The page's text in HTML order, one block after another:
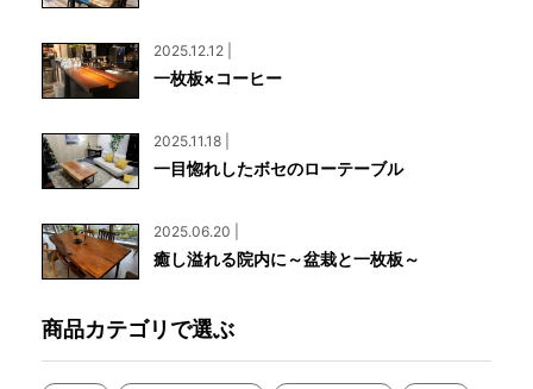
2025.12.12 |
一枚板×コーヒー
2025.11.18 |
一目惚れしたボセのローテーブル
2025.06.20 |
癒し溢れる院内に～盆栽と一枚板～
商品カテゴリで選ぶ